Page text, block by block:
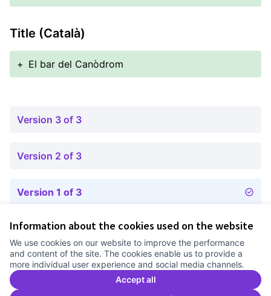
Information about the cookies used on the website
We use cookies on our website to improve the performance
and content of the site. The cookies enable us to provide a
more individual user experience and social media channels.
Accept all
Title (Català)
+ El bar del Canòdrom
Version 3 of 3
Version 2 of 3
Version 1 of 3
Cookie settings
Comunitat Canòdrom at Facebook
(External link)
Comunitat Canòdrom at Instagram
(External link)
Comunitat Canòdrom at YouTube
(External link)
English
Triar la llenguaElegir el idiomaChoose language